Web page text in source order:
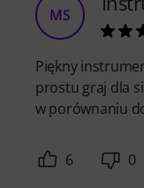
MS
Piękny
prostu graj dla
w porównaniu
6 0